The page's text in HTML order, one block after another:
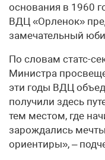
основания в 1960
ВДЦ «Орленок»
замечательный
По словам статс-
Министра
эти годы ВДЦ
получили здесь
тем местом, где
зарождались
ориентиры», –